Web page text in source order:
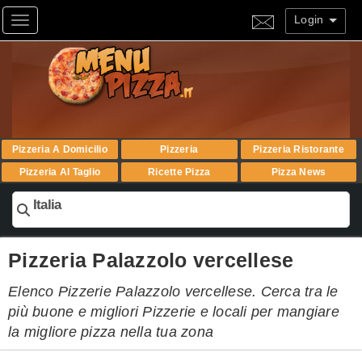
Toggle navigation Login
Pizzeria A Domicilio Pizzeria
Pizzeria Ristorante
Pizzeria Al Taglio
Ricette Pizza Pizza News
Italia
Pizzeria Palazzolo vercellese
Elenco Pizzerie Palazzolo vercellese. Cerca tra le
più buone e migliori Pizzerie e locali per mangiare
la migliore pizza nella tua zona